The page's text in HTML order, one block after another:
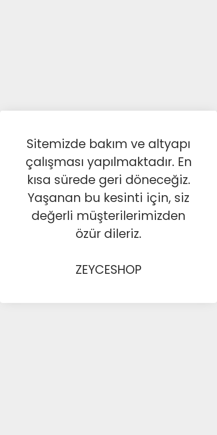
Sitemizde bakım ve altyapı
çalışması yapılmaktadır. En
kısa sürede geri döneceğiz.
Yaşanan bu kesinti için, siz
değerli müşterilerimizden
özür dileriz.
ZEYCESHOP